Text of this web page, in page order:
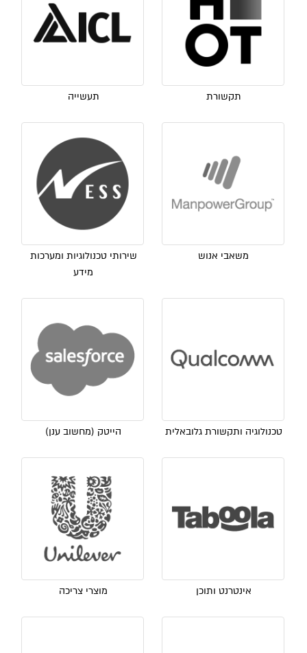
תקשורת תעשייה
משאבי אנוש
שירותי טכנולוגיות ומערכות
מידע
טכנולוגיה ותקשורת גלובאלית הייטק (מחשוב ענן)
אינטרנט ותוכן מוצרי צריכה